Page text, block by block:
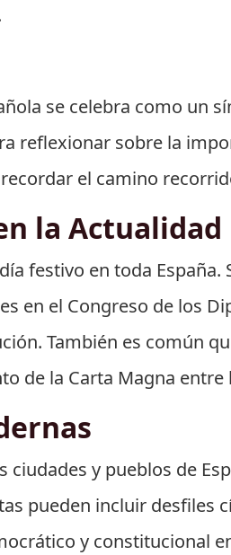
se celebra como un
reflexionar sobre la
el camino
la Actualidad
festivo en toda
en el Congreso de los
También es común
de la Carta Magna entre
y pueblos de
pueden incluir desfiles
y constitucional